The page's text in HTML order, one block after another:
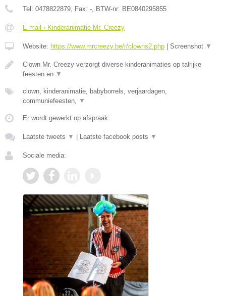
Tel: 0478822879, Fax: -, BTW-nr: BE0840295855
E-mail › Kinderanimatie Mr. Creezy
Website: https://www.mrcreezy.be/r/clowns2.php Screenshot ▼
Clown Mr. Creezy verzorgt diverse kinderanimaties op talrijke
feesten en ▼
clown, kinderanimatie, babyborrels, verjaardagen,
communiefeesten, ▼
Er wordt gewerkt op afspraak.
Laatste tweets ▼ Laatste facebook posts ▼
Sociale media: